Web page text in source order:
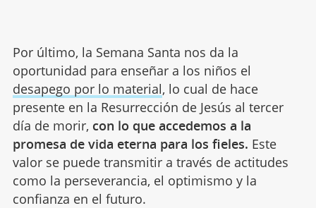
Por último, la Semana Santa nos da la
oportunidad para enseñar a los niños el
desapego por lo material, lo cual de hace
presente en la Resurrección de Jesús al tercer
día de morir, con lo que accedemos a la
promesa de vida eterna para los fieles. Este
valor se puede transmitir a través de actitudes
como la perseverancia, el optimismo y la
confianza en el futuro.